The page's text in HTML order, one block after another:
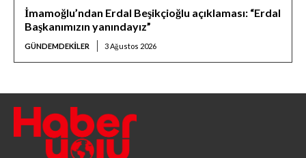
İmamoğlu’ndan Erdal Beşikçioğlu açıklaması: “Erdal
Başkanımızın yanındayız”
GÜNDEMDEKILER 3 Ağustos 2026